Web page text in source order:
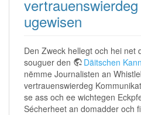
ugewisen
Den Zweck hellegt och hei net
souguer den
Däitschen
nëmme Journalisten an
vertrauenswierdeg
se ass och ee wichtegen
Sécherheet an domadder och